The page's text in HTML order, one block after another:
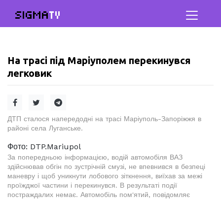
SIGMATV
На трасі під Маріуполем перекинувся
легковик
ДТП сталося напередодні на трасі Маріуполь-Запоріжжя в
районі села Луганське.
Фото: DTP.Mariupol
За попередньою інформацією, водій автомобіля ВАЗ
здійснював обгін по зустрічній смузі, не впевнився в безпеці
маневру і щоб уникнути лобового зіткнення, виїхав за межі
проїжджої частини і перекинувся. В результаті події
постраждалих немає. Автомобіль пом'ятий, повідомляє